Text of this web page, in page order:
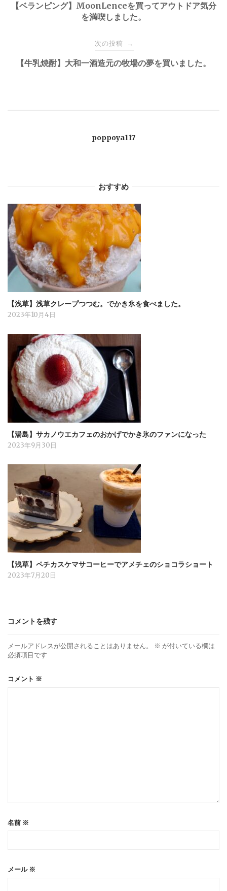
稿
ビ
【ベランピング】MoonLenceを買ってアウトドア気分
を満喫しました。
次の投稿 →
【牛乳焼酎】大和一酒造元の牧場の夢を買いました。
poppoya117
おすすめ
【浅草】浅草クレープつつむ。でかき氷を食べました。
2023年10月4日
【湯島】サカノウエカフェのおかげでかき氷のファンになった
2023年9月30日
【浅草】ペチカスケマサコーヒーでアメチェのショコラショート
2023年7月20日
コメントを残す
メールアドレスが公開されることはありません。 ※ が付いている欄は
必須項目です
コメント ※
名前 ※
メール ※